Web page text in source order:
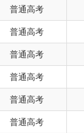
普通高考
普通高考
普通高考
普通高考
普通高考
普通高考